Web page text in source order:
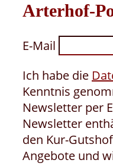
Arterhof-
E-Mail
Ich habe die
Kenntnis
Newsletter per
Newsletter
den Kur-
Angebote und